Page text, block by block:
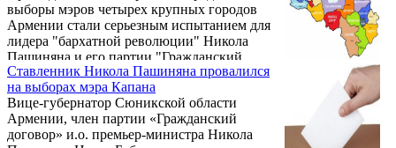
агиткампании рейтинг нашего кандидата
зафиксировал серьезный рост, но, к
сожалению, мы до конца не успели», –
сегодня в беседе с журналистами сказал ...
выборы мэров четырех крупных городов
Армении стали серьезным испытанием для
лидера "бархатной революции" Никола
Пашиняна и его партии "Гражданский
договор". Испытанием, которое они не
выдержали.
Ставленник Никола Пашиняна провалился
на выборах мэра Капана
Вице-губернатор Сюникской области
Армении, член партии «Гражданский
договор» и.о. премьер-министра Никола